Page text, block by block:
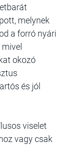
melynek
a forró nyári
okozó
és jól
viselet
vagy csak